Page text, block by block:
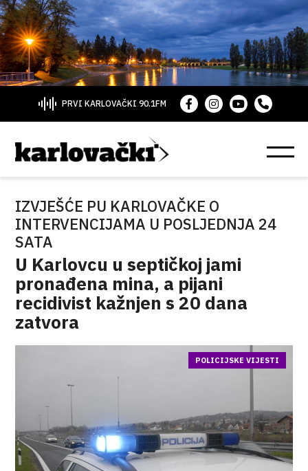
PRVI KARLOVAČKI 90.1FM
IZVJEŠĆE PU KARLOVAČKE O
INTERVENCIJAMA U POSLJEDNJA 24
SATA
U Karlovcu u septičkoj jami
pronađena mina, a pijani
recidivist kažnjen s 20 dana
zatvora
POLICIJSKE VIJESTI